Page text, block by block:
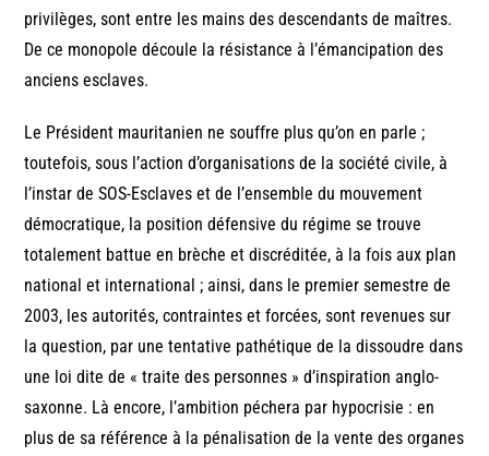
privilèges, sont entre les mains des descendants de maîtres.
De ce monopole découle la résistance à l’émancipation des
anciens esclaves.
Le Président mauritanien ne souffre plus qu’on en parle ;
toutefois, sous l’action d’organisations de la société civile, à
l’instar de SOS-Esclaves et de l’ensemble du mouvement
démocratique, la position défensive du régime se trouve
totalement battue en brèche et discréditée, à la fois aux plan
national et international ; ainsi, dans le premier semestre de
2003, les autorités, contraintes et forcées, sont revenues sur
la question, par une tentative pathétique de la dissoudre dans
une loi dite de « traite des personnes » d’inspiration anglo-
saxonne. Là encore, l’ambition péchera par hypocrisie : en
plus de sa référence à la pénalisation de la vente des organes